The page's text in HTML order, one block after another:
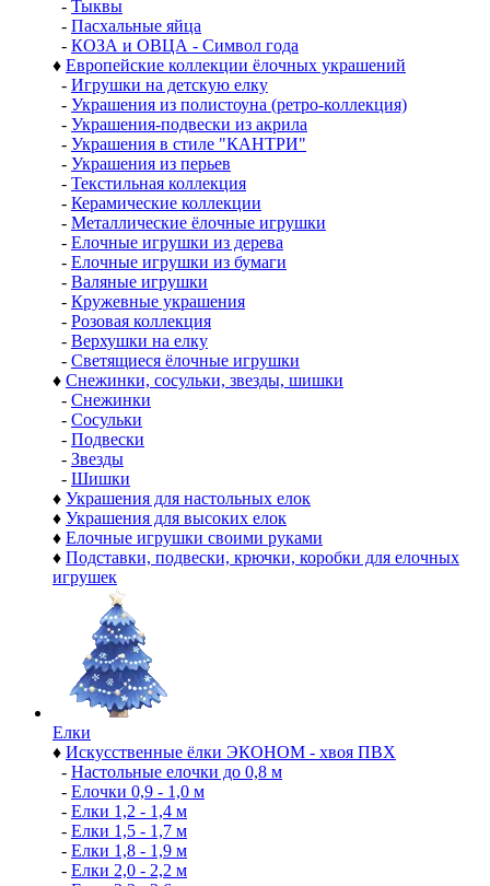
- Тыквы
- Пасхальные яйца
- КОЗА и ОВЦА - Символ года
♦ Европейские коллекции ёлочных украшений
- Игрушки на детскую елку
- Украшения из полистоуна (ретро-коллекция)
- Украшения-подвески из акрила
- Украшения в стиле "КАНТРИ"
- Украшения из перьев
- Текстильная коллекция
- Керамические коллекции
- Металлические ёлочные игрушки
- Елочные игрушки из дерева
- Елочные игрушки из бумаги
- Валяные игрушки
- Кружевные украшения
- Розовая коллекция
- Верхушки на елку
- Светящиеся ёлочные игрушки
♦ Снежинки, сосульки, звезды, шишки
- Снежинки
- Сосульки
- Подвески
- Звезды
- Шишки
♦ Украшения для настольных елок
♦ Украшения для высоких елок
♦ Елочные игрушки своими руками
♦ Подставки, подвески, крючки, коробки для елочных
игрушек
Елки
♦ Искусственные ёлки ЭКОНОМ - хвоя ПВХ
- Настольные елочки до 0,8 м
- Елочки 0,9 - 1,0 м
- Елки 1,2 - 1,4 м
- Елки 1,5 - 1,7 м
- Елки 1,8 - 1,9 м
- Елки 2,0 - 2,2 м